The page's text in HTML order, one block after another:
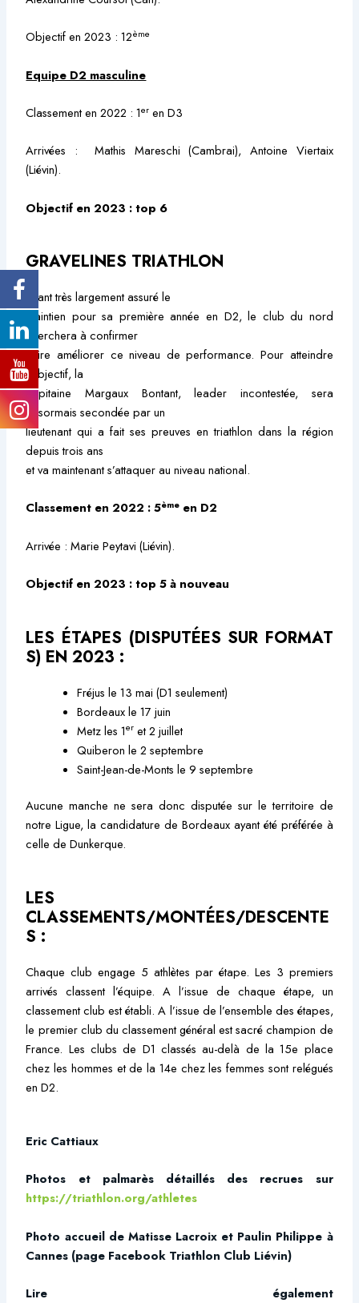
Objectif en 2023 : 12ème
Equipe D2 masculine
Classement en 2022 : 1er en D3
Arrivées : Mathis Mareschi (Cambrai), Antoine Viertaix
(Liévin).
Objectif en 2023 : top 6
GRAVELINES TRIATHLON
Ayant très largement assuré le
maintien pour sa première année en D2, le club du nord
cherchera à confirmer
voire améliorer ce niveau de performance. Pour atteindre
l’objectif, la
capitaine Margaux Bontant, leader incontestée, sera
désormais secondée par un
lieutenant qui a fait ses preuves en triathlon dans la région
depuis trois ans
et va maintenant s’attaquer au niveau national.
Classement en 2022 : 5ème en D2
Arrivée : Marie Peytavi (Liévin).
Objectif en 2023 : top 5 à nouveau
LES ÉTAPES (DISPUTÉES SUR FORMAT
S) EN 2023 :
Fréjus le 13 mai (D1 seulement)
Bordeaux le 17 juin
Metz les 1er et 2 juillet
Quiberon le 2 septembre
Saint-Jean-de-Monts le 9 septembre
Aucune manche ne sera donc disputée sur le territoire de
notre Ligue, la candidature de Bordeaux ayant été préférée à
celle de Dunkerque.
LES
CLASSEMENTS/MONTÉES/DESCENTE
S :
Chaque club engage 5 athlètes par étape. Les 3 premiers
arrivés classent l’équipe. A l’issue de chaque étape, un
classement club est établi. A l’issue de l’ensemble des étapes,
le premier club du classement général est sacré champion de
France. Les clubs de D1 classés au-delà de la 15e place
chez les hommes et de la 14e chez les femmes sont relégués
en D2.
Eric Cattiaux
Photos et palmarès détaillés des recrues sur
https://triathlon.org/athletes
Photo accueil de Matisse Lacroix et Paulin Philippe à
Cannes (page Facebook Triathlon Club Liévin)
Lire également